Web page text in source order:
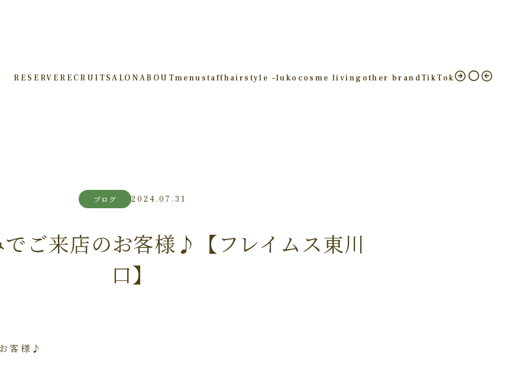
RESERVE RECRUITSALONABOUTmenu staffhairstyle –luko cosme living other brandTikTok
ブログ 2024.07.31
ご来店のお客様♪【フレイムス東川
口】
客様♪